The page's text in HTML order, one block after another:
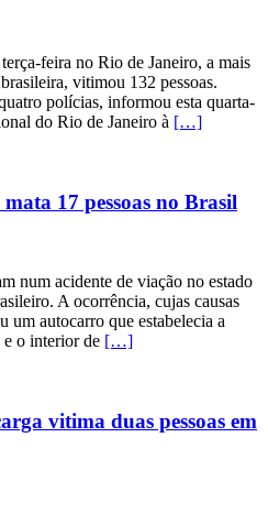
feira no Rio de Janeiro, a mais
vitimou 132 pessoas.
polícias, informou esta quarta-
do Rio de Janeiro à […]
17 pessoas no Brasil
num acidente de viação no estado
A ocorrência, cujas causas
um autocarro que estabelecia a
e o interior de […]
vitima duas pessoas em